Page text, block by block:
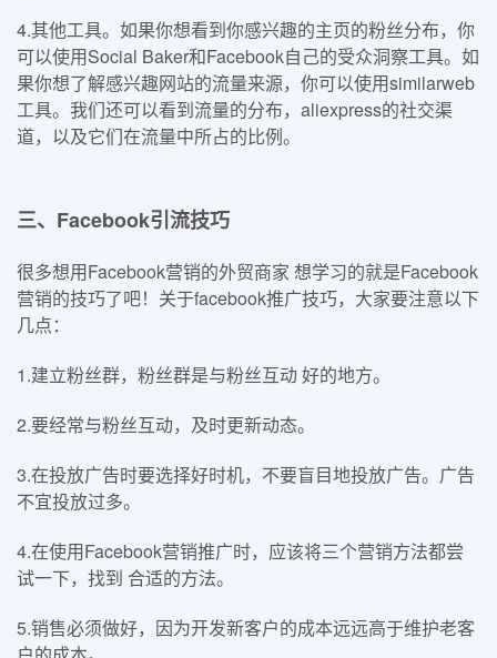
4.其他工具。如果你想看到你感兴趣的主页的粉丝分布，你
可以使用Social Baker和Facebook自己的受众洞察工具。如
果你想了解感兴趣网站的流量来源，你可以使用similarweb
工具。我们还可以看到流量的分布，aliexpress的社交渠
道，以及它们在流量中所占的比例。
三、Facebook引流技巧
很多想用Facebook营销的外贸商家 想学习的就是Facebook
营销的技巧了吧！关于facebook推广技巧，大家要注意以下
几点：
1.建立粉丝群，粉丝群是与粉丝互动 好的地方。
2.要经常与粉丝互动，及时更新动态。
3.在投放广告时要选择好时机，不要盲目地投放广告。广告
不宜投放过多。
4.在使用Facebook营销推广时，应该将三个营销方法都尝
试一下，找到 合适的方法。
5.销售必须做好，因为开发新客户的成本远远高于维护老客